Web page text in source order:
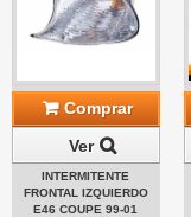
Comprar
Ver
INTERMITENTE
FRONTAL IZQUIERDO
E46 COUPE 99-01